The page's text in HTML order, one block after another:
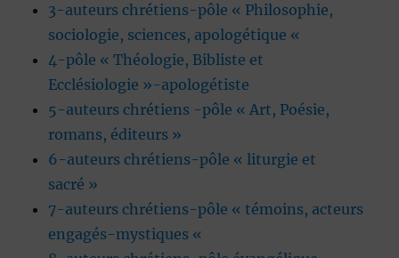
3-auteurs chrétiens-pôle « Philosophie,
sociologie, sciences, apologétique «
4-pôle « Théologie, Bibliste et
Ecclésiologie »-apologétiste
5-auteurs chrétiens -pôle « Art, Poésie,
romans, éditeurs »
6-auteurs chrétiens-pôle « liturgie et
sacré »
7-auteurs chrétiens-pôle « témoins, acteurs
engagés-mystiques «